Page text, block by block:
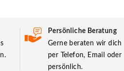
Persönliche Beratung
Gerne beraten wir dich
per Telefon, Email oder
persönlich.